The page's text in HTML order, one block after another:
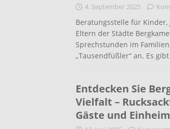
4. September 2025
Beratungsstelle für Kinder,
Eltern der Städte
Sprechstunden im
„Tausendfüßler“ an. Es
Entdecken Sie
Vielfalt –
Gäste und